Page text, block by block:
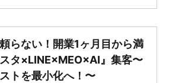
らない！開業1ヶ月目から満
タ×LINE×MEO×AI』集客〜
トを最小化へ！〜